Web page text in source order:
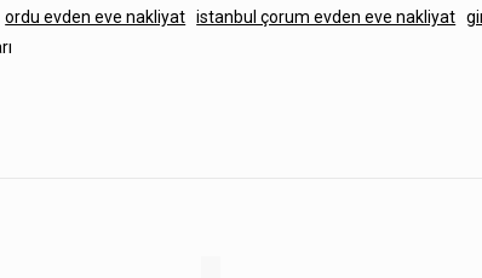
ordu evden eve nakliyat istanbul çorum evden eve nakliyat